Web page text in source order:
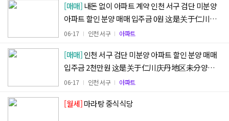
[매매]
아파트 할인 분양 매매 입주금 0원 这是关于仁川庆
丹地区未分양的折扣销售信息。入住款为 ZERO
06-17 인천 서구 아파트
[매매]
입주금 2천만원 这是关于仁川庆丹地区未分양的
折扣销售信息。入住款为2千万韩元。
06-17 인천 서구 아파트
[월세]마라탕 중식식당